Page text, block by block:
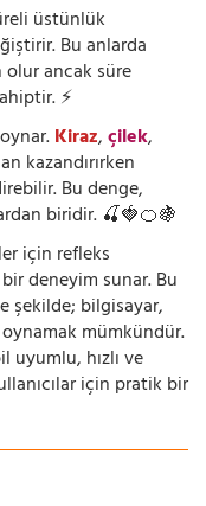
üstünlük
Bu anlarda
ancak süre
⚡
Kiraz,çilek,
kazandırırken
Bu denge,
biridir. 🍒🍓🍊🍇
için refleks
deneyim sunar. Bu
şekilde; bilgisayar,
mümkündür.
uyumlu, hızlı ve
için pratik bir